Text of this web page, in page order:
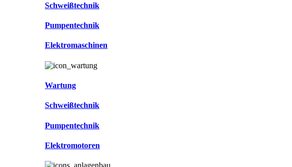
Schweißtechnik
Pumpentechnik
Elektromaschinen
Wartung
Schweißtechnik
Pumpentechnik
Elektromotoren